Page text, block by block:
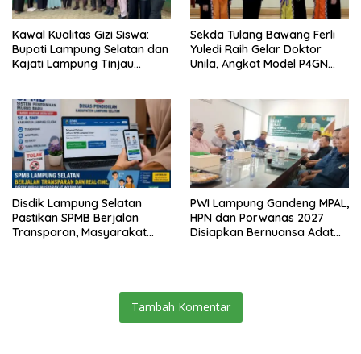
Kawal Kualitas Gizi Siswa:
Bupati Lampung Selatan dan
Kajati Lampung Tinjau
Sekda Tulang Bawang Ferli
Yuledi Raih Gelar Doktor
Unila, Angkat Model P4GN
Disdik Lampung Selatan
Pastikan SPMB Berjalan
Transparan, Masyarakat
PWI Lampung Gandeng MPAL,
HPN dan Porwanas 2027
Disiapkan Bernuansa Adat
Tambah Komentar